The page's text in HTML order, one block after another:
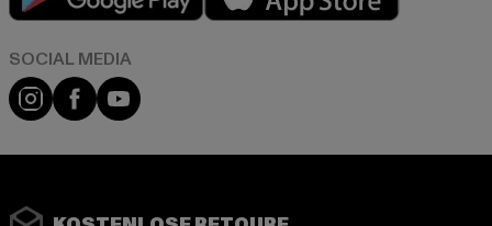
Instagram
FacebookYouTube